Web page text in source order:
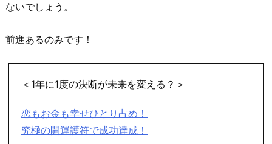
ないでしょう。
前進あるのみです！
＜1年に1度の決断が未来を変える？＞
恋もお金も幸せひとり占め！
究極の開運護符で成功達成！